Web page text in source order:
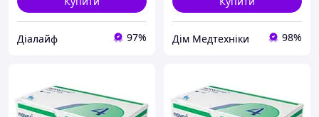
Ді‎алайф 97% Дім Медтехніки 98%